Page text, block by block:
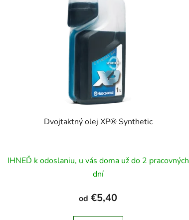
Dvojtaktný olej XP® Synthetic
IHNEĎ k odoslaniu, u vás doma už do 2 pracovných
dní
od €5,40